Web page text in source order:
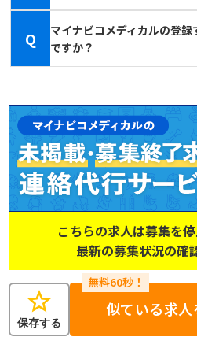
Q
マイナビコメディカルの登
ですか？
こちらの求人は募集を停
最新の募集状況の確
star
保存する
似ている求人